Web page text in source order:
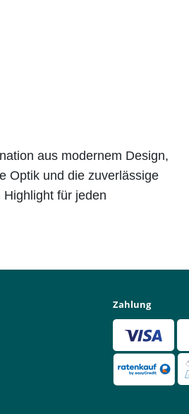
aus modernem Design,
Optik und die zuverlässige
für jeden
Zahlung